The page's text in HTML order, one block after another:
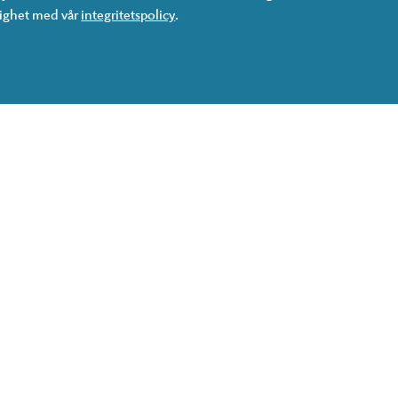
med vårintegritetspolicy.